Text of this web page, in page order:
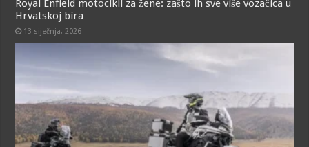
Royal Enfield motocikli za žene: zašto ih sve više vozačica u
Hrvatskoj bira
13 siječnja, 2026